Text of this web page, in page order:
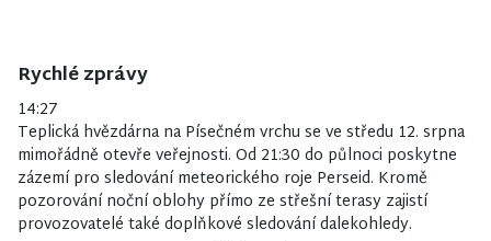
Rychlé zprávy
14:27
Teplická hvězdárna na Písečném vrchu se ve středu 12. srpna
mimořádně otevře veřejnosti. Od 21:30 do půlnoci poskytne
zázemí pro sledování meteorického roje Perseid. Kromě
pozorování noční oblohy přímo ze střešní terasy zajistí
provozovatelé také doplňkové sledování dalekohledy.